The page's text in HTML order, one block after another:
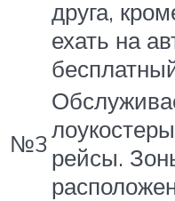
друга,
ехать на
№3 рейсы.